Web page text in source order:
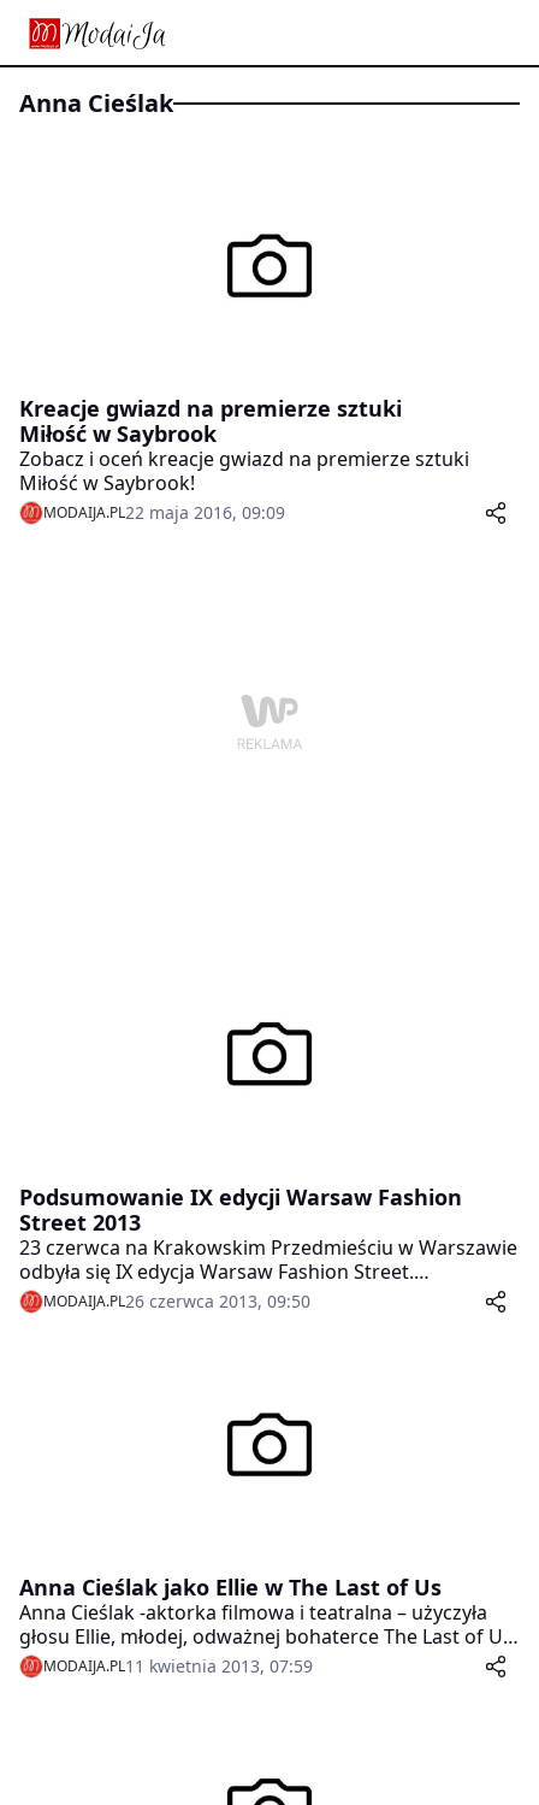
Anna Cieślak
Kreacje gwiazd na premierze sztuki
Miłość w Saybrook
Zobacz i oceń kreacje gwiazd na premierze sztuki
Miłość w Saybrook!
MODAIJA.PL22 maja 2016, 09:09
Podsumowanie IX edycji Warsaw Fashion
Street 2013
23 czerwca na Krakowskim Przedmieściu w Warszawie
odbyła się IX edycja Warsaw Fashion Street.
Największe wydarzenie związane z modą, kulturą i
sztuką w Polsce! Pokazy mody, pokazy charytatywne,
Street 2013 była natura i ekologia.
MODAIJA.PL26 czerwca 2013, 09:50
Anna Cieślak jako Ellie w The Last of Us
Anna Cieślak -aktorka filmowa i teatralna – użyczyła
głosu Ellie, młodej, odważnej bohaterce The Last of Us
– najnowszej gry studia Naughty Dog. Anna Cieślak to
kolejna ujawniona gwiazda w tym miesiącu. Ania
MODAIJA.PL11 kwietnia 2013, 07:59